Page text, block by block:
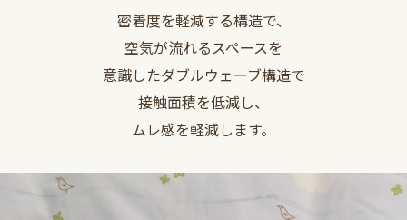
密着度を軽減する構造で、
空気が流れるスペースを
意識したダブルウェーブ構造で
接触面積を低減し、
ムレ感を軽減します。